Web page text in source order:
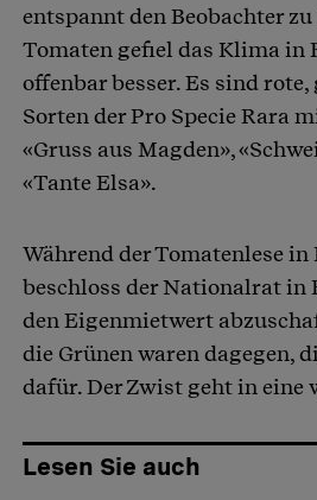
entspannt den Beobachter zu
Tomaten gefiel das Klima in
offenbar besser. Es sind
Sorten der Pro Specie Rara
«Gruss aus Magden»,
«Tante Elsa».
Während der Tomatenlese
beschloss der Nationalrat in
den Eigenmietwert
die Grünen waren dagegen,
dafür. Der Zwist geht in eine
Lesen Sie auch